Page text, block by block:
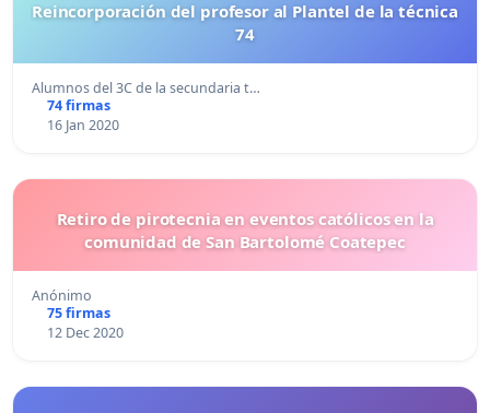
Reincorporación del profesor al Plantel de la técnica
74
Alumnos del 3C de la secundaria t…
74 firmas
16 Jan 2020
Retiro de pirotecnia en eventos católicos en la
comunidad de San Bartolomé Coatepec
Anónimo
75 firmas
12 Dec 2020